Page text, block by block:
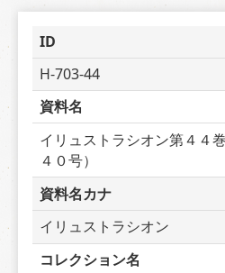
ID
H-703-44
資料名
イリュストラシオン第４４
４０号）
資料名カナ
イリュストラシオン
コレクション名